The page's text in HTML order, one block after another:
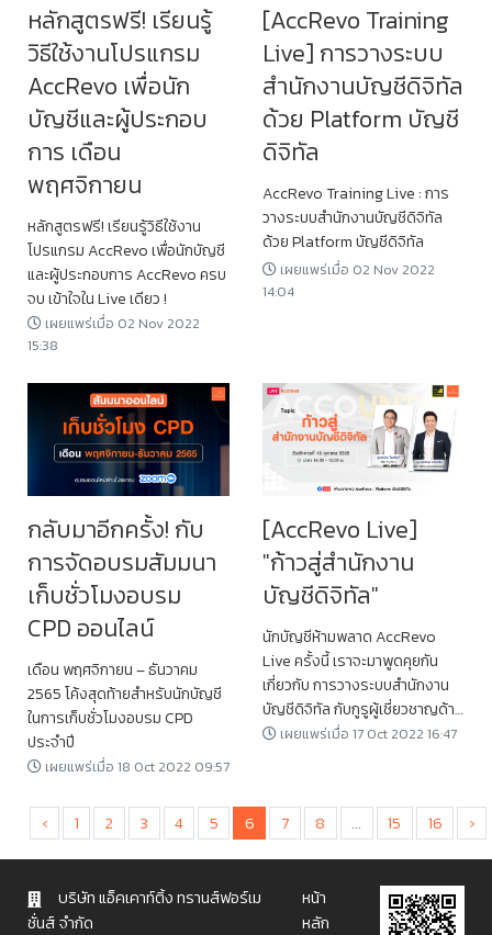
หลักสูตรฟรี! เรียนรู้
วิธีใช้งานโปรแกรม
AccRevo เพื่อนัก
บัญชีและผู้ประกอบ
การ เดือน
พฤศจิกายน
หลักสูตรฟรี! เรียนรู้วิธีใช้งาน
โปรแกรม AccRevo เพื่อนักบัญชี
และผู้ประกอบการ AccRevo ครบ
จบ เข้าใจใน Live เดียว !
เผยแพร่เมื่อ 02 Nov 2022
15:38
[AccRevo Training
Live] การวางระบบ
สำนักงานบัญชีดิจิทัล
ด้วย Platform บัญชี
ดิจิทัล
AccRevo Training Live : การ
วางระบบสำนักงานบัญชีดิจิทัล
ด้วย Platform บัญชีดิจิทัล
เผยแพร่เมื่อ 02 Nov 2022
14:04
กลับมาอีกครั้ง! กับ
การจัดอบรมสัมมนา
เก็บชั่วโมงอบรม
CPD ออนไลน์
เดือน พฤศจิกายน – ธันวาคม
2565 โค้งสุดท้ายสำหรับนักบัญชี
ในการเก็บชั่วโมงอบรม CPD
ประจำปี
เผยแพร่เมื่อ 18 Oct 2022 09:57
[AccRevo Live]
"ก้าวสู่สำนักงาน
บัญชีดิจิทัล"
นักบัญชีห้ามพลาด AccRevo
Live ครั้งนี้ เราจะมาพูดคุยกัน
เกี่ยวกับ การวางระบบสำนักงาน
บัญชีดิจิทัล กับกูรูผู้เชี่ยวชาญด้าน
บัญชี-ภาษี และการวางแผนทาง
เผยแพร่เมื่อ 17 Oct 2022 16:47
‹ 1 2 3 4 5 6 7 8 ... 15 16 ›
บริษัท แอ็คเคาท์ติ้ง ทรานส์ฟอร์เม
ชั่นส์ จำกัด
หน้า
หลัก